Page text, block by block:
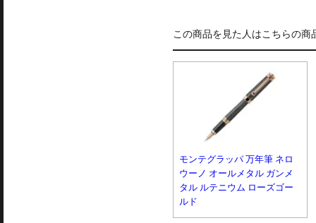
この商品を見た人はこちらの商
モンテグラッパ 万年筆 ネロ
ウーノ オールメタル ガンメ
タル ルテニウム ローズゴー
ルド